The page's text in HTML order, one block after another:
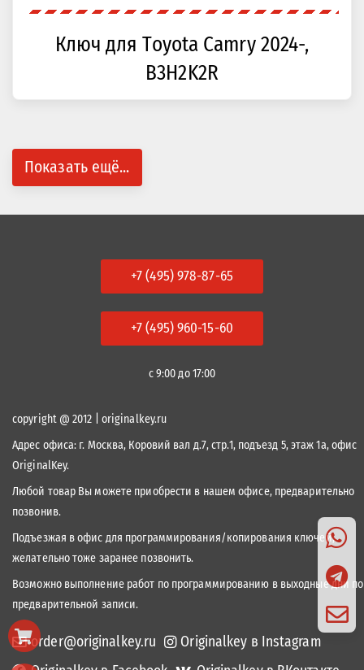
Ключ для Toyota Camry 2024-,
B3H2K2R
Показать ещё...
+7 (495) 978-87-65
+7 (495) 960-15-60
с 9:00 до 17:00
copyright @ 2012 | originalkey.ru
Адрес офиса: г. Москва, Коровий вал д.7, стр.1, подъезд 5, этаж 1а, офис
OriginalKey.
Любой товар Вы можете приобрести в нашем офисе, предварительно
позвонив.
Подъезжая в офис для программирования/копирования ключей,
желательно тоже заранее позвонить.
Возможно выполнение работ по программированию в выходные дни по
предварительной записи.
order@originalkey.ru
Originalkey в Instagram